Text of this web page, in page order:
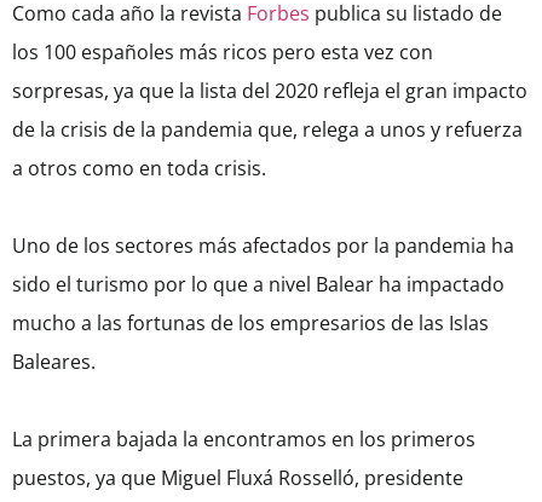
Como cada año la revista Forbes publica su listado de
los 100 españoles más ricos pero esta vez con
sorpresas, ya que la lista del 2020 refleja el gran impacto
de la crisis de la pandemia que, relega a unos y refuerza
a otros como en toda crisis.
Uno de los sectores más afectados por la pandemia ha
sido el turismo por lo que a nivel Balear ha impactado
mucho a las fortunas de los empresarios de las Islas
Baleares.
La primera bajada la encontramos en los primeros
puestos, ya que Miguel Fluxá Rosselló, presidente